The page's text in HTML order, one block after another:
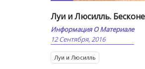
Луи и Люсилль.
Информация О Материале
12 Сентября, 2016
Луи и Люсилль